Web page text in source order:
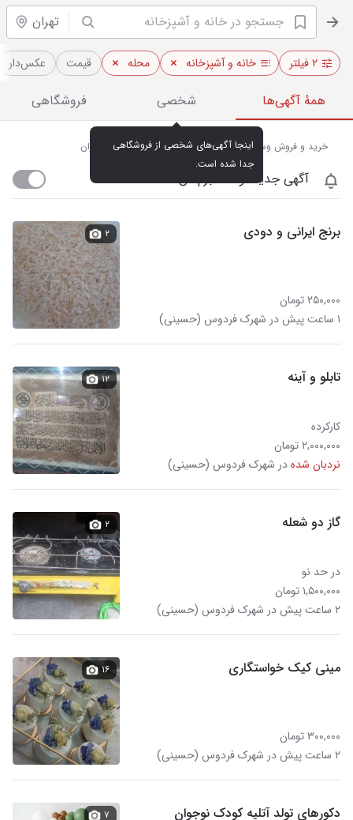
تهران
۲ فیلتر خانه و آشپزخانه محله قیمت عکس‌دار
همهٔ آگهی‌ها شخصی فروشگاهی
جدا شده است.
خرید و فروش وسایل آشپزخانه در شهرک فردوس (حسینی) تهران
آگهی جدید اومد خبرم کن
برنج ایرانی و دودی
۲۵۰,۰۰۰ تومان
۱ ساعت پیش در شهرک فردوس (حسینی)
۲
تابلو و آینه
کارکرده
۲,۰۰۰,۰۰۰ تومان
نردبان شدهدر شهرک فردوس (حسینی)
۱۲
گاز دو شعله
در حد نو
۱,۵۰۰,۰۰۰ تومان
۲ ساعت پیش در شهرک فردوس (حسینی)
۲
مینی کیک خواستگاری
۳۰۰,۰۰۰ تومان
۲ ساعت پیش در شهرک فردوس (حسینی)
۱۶
دکورهای تولد آتلیه کودک نوجوان
۷